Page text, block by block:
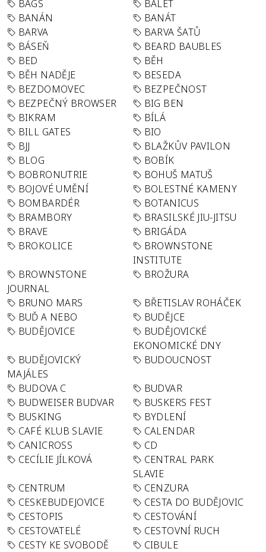
BAGS
BALET
BANÁN
BANÁT
BARVA
BARVA ŠATŮ
BÁSEŇ
BEARD BAUBLES
BED
BĚH
BĚH NADĚJE
BESEDA
BEZDOMOVEC
BEZPEČNOST
BEZPEČNÝ BROWSER
BIG BEN
BIKRAM
BÍLÁ
BILL GATES
BIO
BJJ
BLAŽKŮV PAVILON
BLOG
BOBÍK
BOBRONUTRIE
BOHUŠ MATUŠ
BOJOVÉ UMĚNÍ
BOLESTNÉ KAMENY
BOMBARDÉR
BOTANICUS
BRAMBORY
BRASILSKÉ JIU-JITSU
BRAVE
BRIGÁDA
BROKOLICE
BROWNSTONE
INSTITUTE
BROWNSTONE
JOURNAL
BROŽURA
BRUNO MARS
BŘETISLAV ROHÁČEK
BUĎ A NEBO
BUDĚJCE
BUDĚJOVICE
BUDĚJOVICKÉ
EKONOMICKÉ DNY
BUDĚJOVICKÝ
MAJÁLES
BUDOUCNOST
BUDOVA C
BUDVAR
BUDWEISER BUDVAR
BUSKERS FEST
BUSKING
BYDLENÍ
CAFÉ KLUB SLAVIE
CALENDAR
CANICROSS
CD
CECÍLIE JÍLKOVÁ
CENTRAL PARK
SLAVIE
CENTRUM
CENZURA
CESKEBUDEJOVICE
CESTA DO BUDĚJOVIC
CESTOPIS
CESTOVÁNÍ
CESTOVATELÉ
CESTOVNÍ RUCH
CESTY KE SVOBODĚ
CIBULE